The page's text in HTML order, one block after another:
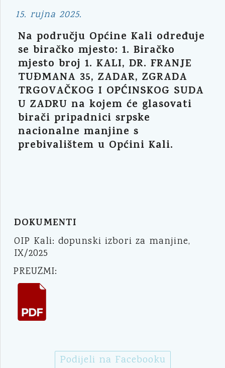
15. rujna 2025.
Na području Općine Kali određuje
se biračko mjesto: 1. Biračko
mjesto broj 1. KALI, DR. FRANJE
TUĐMANA 35, ZADAR, ZGRADA
TRGOVAČKOG I OPĆINSKOG SUDA
U ZADRU na kojem će glasovati
birači pripadnici srpske
nacionalne manjine s
prebivalištem u Općini Kali.
DOKUMENTI
OIP Kali: dopunski izbori za manjine,
IX/2025
PREUZMI:
Podijeli na Facebooku